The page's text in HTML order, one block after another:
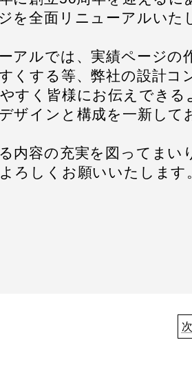
を全面リニューアルいた
アルでは、実績ページの
くする等、弊社の設計コ
すく皆様にお伝えできる
ザインと構成を一新して
内容の充実を図ってまい
ろしくお願いいたします